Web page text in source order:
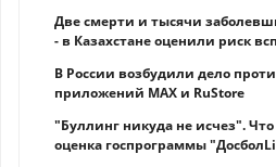
Две смерти и тысячи
- в Казахстане оценили риск
В России возбудили дело
приложений MAX и RuStore
"Буллинг никуда не исчез". Что
оценка госпрограммы